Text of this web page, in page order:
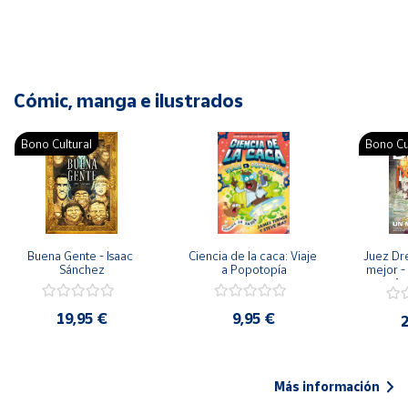
Cómic, manga e ilustrados
Bono Cultural
Buena Gente - Isaac
Sánchez
19,95 €
Ciencia de la caca: Viaje
a Popotopía
9,95 €
Bono
Juez
mejor -
Más información